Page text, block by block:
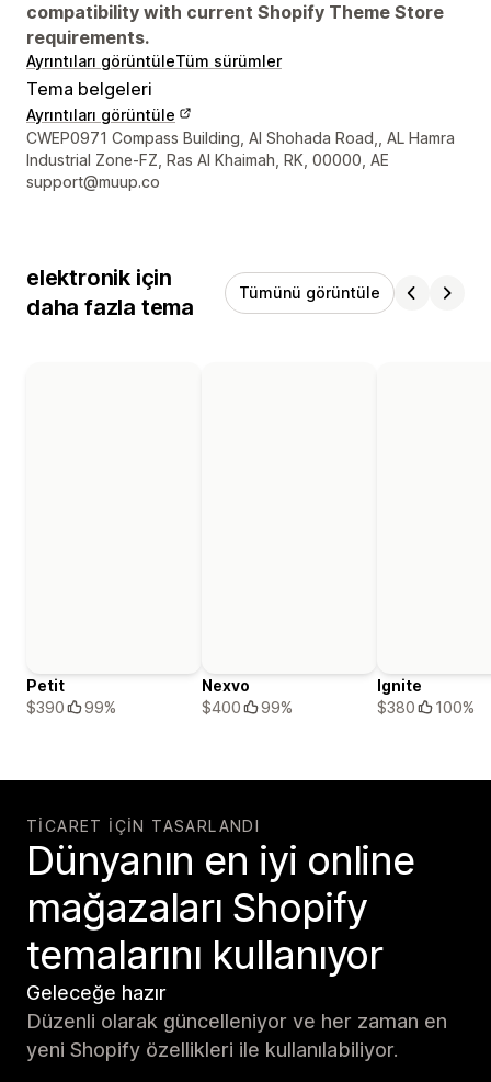
compatibility with current Shopify Theme Store
requirements.
Ayrıntıları görüntüleTüm sürümler
Tema belgeleri
Ayrıntıları görüntüle
Tasarımcı iletişim bilgileri
CWEP0971 Compass Building, Al Shohada Road,, AL Hamra
Industrial Zone-FZ, Ras Al Khaimah, RK, 00000, AE
support@muup.co
elektronik için
daha fazla tema
Tümünü görüntüle
Petit
$390
99%
Nexvo
$400
99%
Ignite
$380
100%
TICARET IÇIN TASARLANDI
Dünyanın en iyi online
mağazaları Shopify
temalarını kullanıyor
Geleceğe hazır
Düzenli olarak güncelleniyor ve her zaman en
yeni Shopify özellikleri ile kullanılabiliyor.